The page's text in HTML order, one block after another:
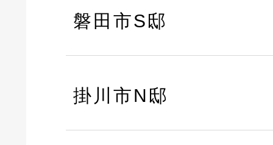
磐田市S邸
掛川市N邸